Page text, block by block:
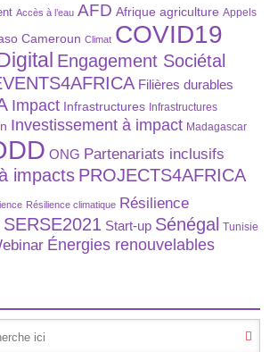
Accès à l’eau AFD Afrique agriculture Appels
Cameroun Climat COVID19
Digital Engagement Sociétal
Filières durables
Impact Infrastructures Infrastructures
Investissement à impact Madagascar
ONG Partenariats inclusifs
impacts PROJECTS4AFRICA
Résilience climatique Résilience
SERSE2021 Start-up Sénégal Tunisie
Énergies renouvelables